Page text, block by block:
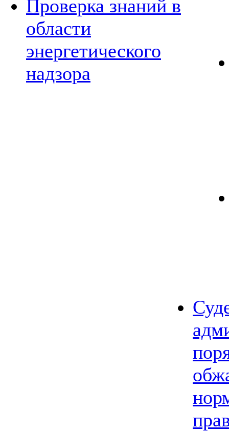
Проверка знаний в
области
энергетического
надзора